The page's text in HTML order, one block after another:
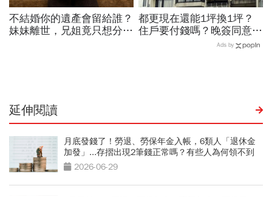
不結婚你的遺產會留給誰？
妹妹離世，兄姐竟只想分房
都更現在還能1坪換1坪？
住戶要付錢嗎？晚簽同意書
分更多？租金補貼1個月多
Ads by
延伸閱讀
月底發錢了！勞退、勞保年金入帳，6類人「退休金
加發」...存摺出現2筆錢正常嗎？有些人為何領不到
2026-06-29